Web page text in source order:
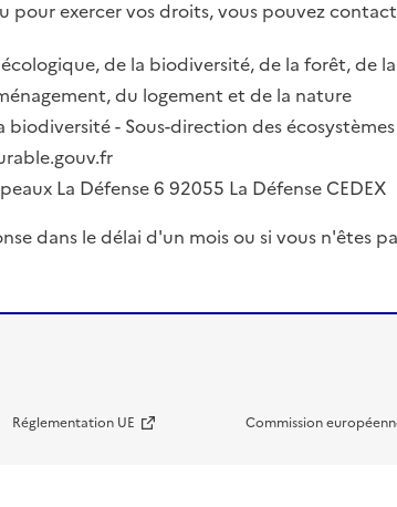
exercer vos droits, vous pouvez
de la biodiversité, de la forêt, de
du logement et de la nature
- Sous-direction des
La Défense 6 92055 La Défense CEDEX
dans le délai d'un mois ou si vous
Réglementation UE Commission